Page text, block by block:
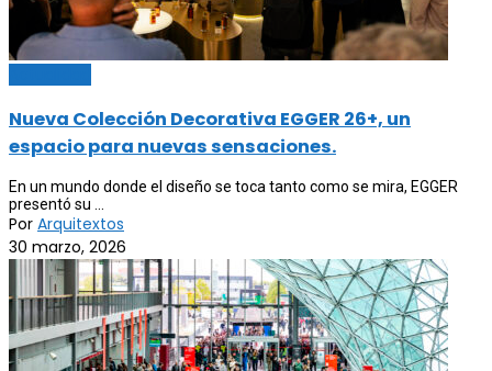
Nueva Colección Decorativa EGGER 26+, un
espacio para nuevas sensaciones.
En un mundo donde el diseño se toca tanto como se mira, EGGER
presentó su ...
Por Arquitextos
30 marzo, 2026